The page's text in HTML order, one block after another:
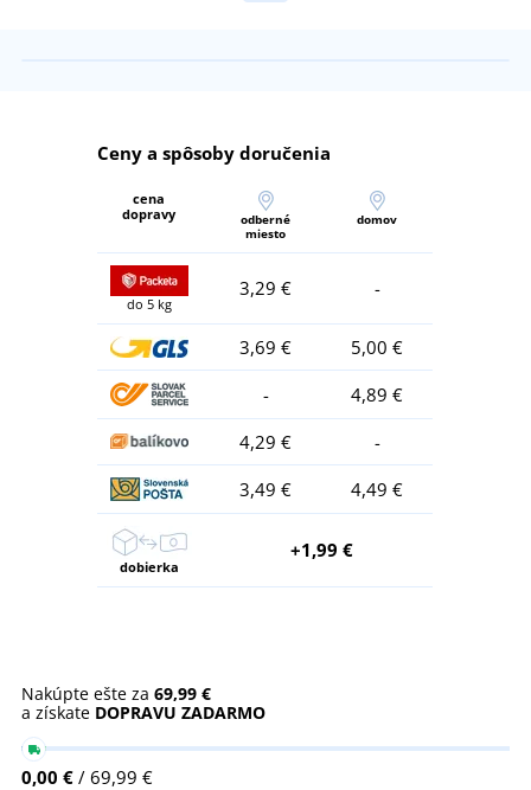
Ceny a spôsoby doručenia
cena
dopravy
odberné
miesto
domov
do 5 kg
3,29 € -
3,69 €
5,00 €
-
4,89 €
4,29 €
-
3,49 €
4,49 €
dobierka
+1,99 €
Nakúpte ešte za 69,99 €
a získate DOPRAVU ZADARMO
0,00 € / 69,99 €